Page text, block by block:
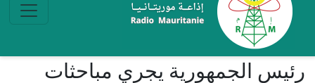
رئيس الجمهورية يجري مباحثات